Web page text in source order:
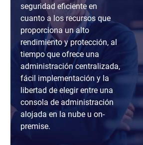
seguridad eficiente en
cuanto a los recursos que
proporciona un alto
rendimiento y protección, al
tiempo que ofrece una
administración centralizada,
fácil implementación y la
libertad de elegir entre una
consola de administración
alojada en la nube u on-
premise.